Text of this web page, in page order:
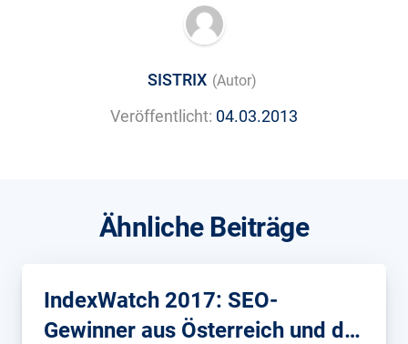
SISTRIX (Autor)
Veröffentlicht: 04.03.2013
Ähnliche Beiträge
IndexWatch 2017: SEO-
Gewinner aus Österreich und der